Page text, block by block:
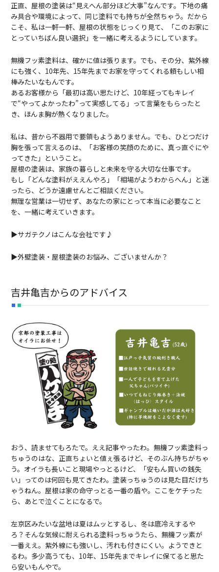
正直、屋根の塗装は“見えへん部分ほど大事”なんです。下地の痛
み具合や環境によって、同じ塗料でも持ちが全然ちゃう。だから
こそ、私は一軒一軒、屋根の状態をじっくり見て、「このお家に
とっていちばん良い選択」を一緒に考えるようにしています。
無機フッ素塗料は、確かに値は張ります。でも、その分、紫外線
にも強く、10年先、15年先までお家を守ってくれる頼もしい相
棒みたいなもんです。
あるお客様から「最初は高い思たけど、10年経ってもキレイ
で“やってよかったわ”って実感してる」って言葉をもらったと
き、ほんま胸が熱くなりました。
私は、昔から不器用で要領もようありません。でも、ひとつだけ
胸を張って言えるのは、「お客様の笑顔のために、真っ直ぐにや
ってきた」ということ。
屋根の塗装は、家族の暮らしと未来を守る大切な仕事です。
もし「どんな塗料がええんやろ」「相場がようわからへん」と迷
ったら、どうか遠慮せんとご相談ください。
無理な営業は一切せず、あなたの家にとって本当に必要なこと
を、一緒に考えていきます。
▶サガテクノはこんな会社です♪
▶外壁塗装・屋根塗装のお悩み、ございませんか？
吉井亀吉からのアドバイス
おう、読ませてもろたで。ええ記事やったわ。無機フッ素塗料っ
ちゅうのはな、正直ちょいと値ぇ張るけど、そのぶん持ちがちゃ
う。オイラも長いこと現場やっとるけど、「安もん買いの銭失
い」ってのは何回も見てきたわ。塗装っちゅうのは見た目だけち
ゃうねん。屋根は家の命守っとる一番の盾や。ここをケチった
ら、あとで泣くことになるで。
左京区みたいな盆地は夏はムッとするし、冬は底冷えするや
ろ？そんな気候に耐えられる塗料っちゅうたら、無機フッ素が
一番ええ。紫外線にも強いし、汚れも付きにくい。ようできと
るわ。多少高うても、10年、15年先までキレイに保てると思た
ら安いもんやで。